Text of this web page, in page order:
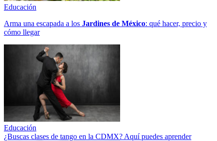
Educación
Arma una escapada a los Jardines de México: qué hacer, precio y
cómo llegar
Educación
¿Buscas clases de tango en la CDMX? Aquí puedes aprender